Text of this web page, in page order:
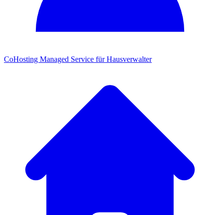
CoHosting Managed Service für Hausverwalter